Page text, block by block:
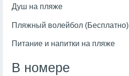
Душ на пляже
Пляжный волейбол (Бесплатно)
Питание и напитки на пляже
В номере